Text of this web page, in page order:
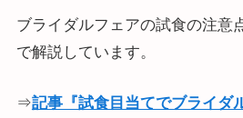
ブライダルフェアの試食の注意
で解説しています。
⇒記事『試食目当てでブライダ